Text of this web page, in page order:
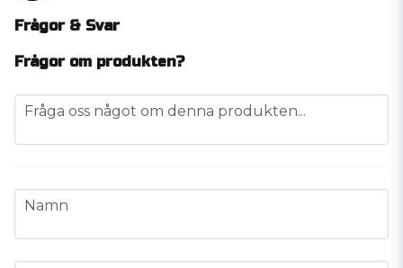
Frågor & Svar
Frågor om produkten?
question
Fråga oss något om denna produkten...
name
Namn